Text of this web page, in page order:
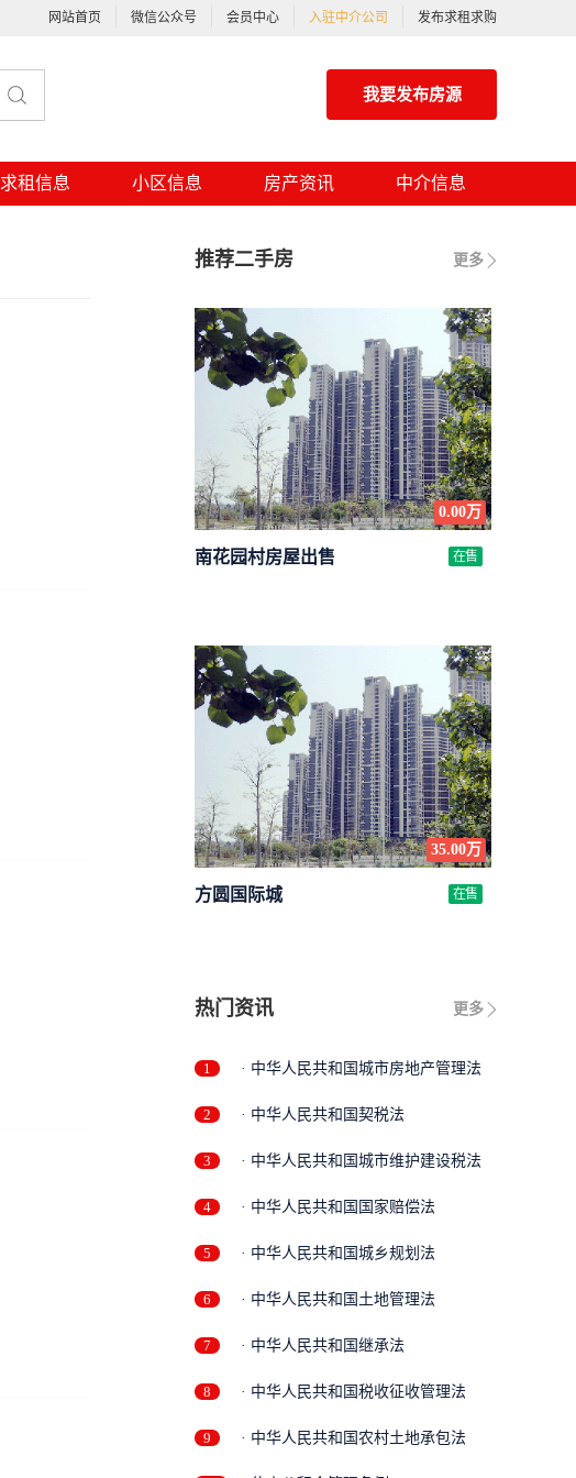
网站首页 微信公众号 会员中心 入驻中介公司 发布求租求购
我要发布房源
求租信息 小区信息 房产资讯 中介信息
更多
推荐二手房
0.00万
南花园村房屋出售 在售
35.00万
方圆国际城 在售
更多
热门资讯
1 · 中华人民共和国城市房地产管理法
2 · 中华人民共和国契税法
3 · 中华人民共和国城市维护建设税法
4 · 中华人民共和国国家赔偿法
5 · 中华人民共和国城乡规划法
6 · 中华人民共和国土地管理法
7 · 中华人民共和国继承法
8 · 中华人民共和国税收征收管理法
9 · 中华人民共和国农村土地承包法